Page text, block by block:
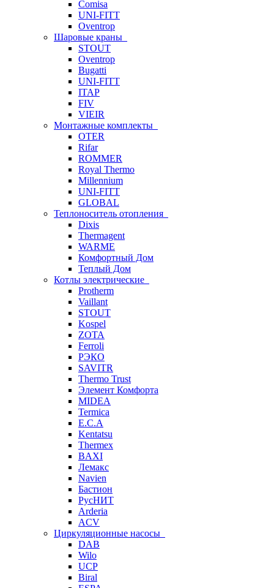
Comisa
UNI-FITT
Oventrop
Шаровые краны
STOUT
Oventrop
Bugatti
UNI-FITT
ITAP
FIV
VIEIR
Монтажные комплекты
OTER
Rifar
ROMMER
Royal Thermo
Millennium
UNI-FITT
GLOBAL
Теплоноситель отопления
Dixis
Thermagent
WARME
Комфортный Дом
Теплый Дом
Котлы электрические
Protherm
Vaillant
STOUT
Kospel
ZOTA
Ferroli
РЭКО
SAVITR
Thermo Trust
Элемент Комфорта
MIDEA
Termica
E.C.A
Kentatsu
Thermex
BAXI
Лемакс
Navien
Бастион
РусНИТ
Arderia
ACV
Циркуляционные насосы
DAB
Wilo
UCP
Biral